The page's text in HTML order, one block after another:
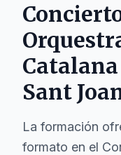
Sant
La formación
formato en el